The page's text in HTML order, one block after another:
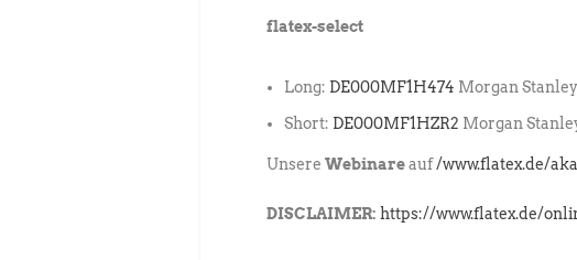
flatex-select
Long: DE000MF1H474 Morgan
Short: DE000MF1HZR2 Morgan
Unsere Webinareauf/www.flatex.de/
DISCLAIMER: https://www.flatex.de/